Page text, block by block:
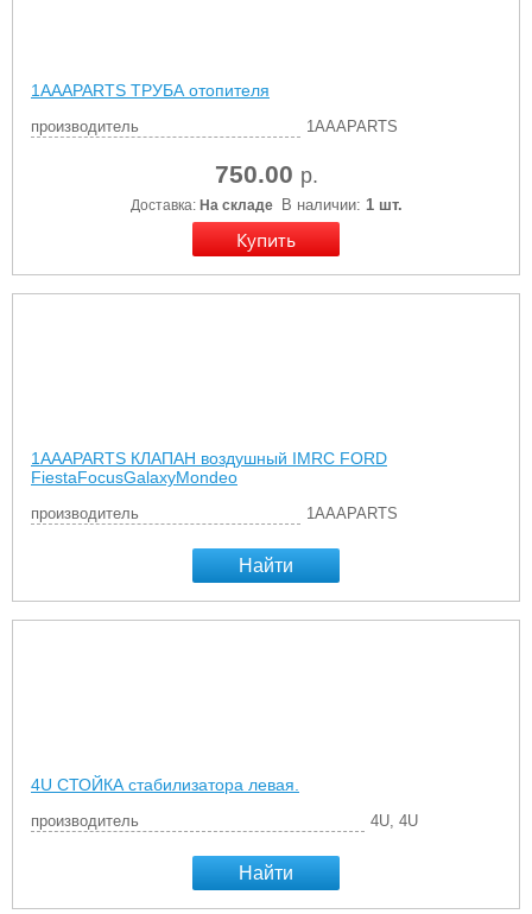
1AAAPARTS ТРУБА отопителя
производитель 1AAAPARTS
750.00 р.
Доставка: На складе В наличии: 1 шт.
1AAAPARTS КЛАПАН воздушный IMRC FORD
FiestaFocusGalaxyMondeo
производитель 1AAAPARTS
Найти
4U СТОЙКА стабилизатора левая.
производитель 4U, 4U
Найти